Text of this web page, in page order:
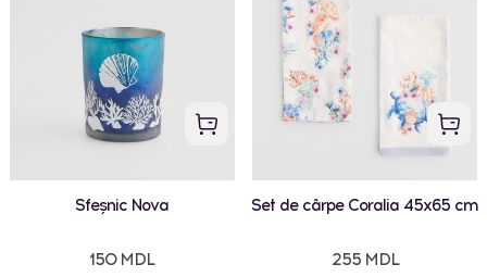
Sfeșnic Nova
150 MDL
Set de cârpe Coralia 45x65 cm
255 MDL